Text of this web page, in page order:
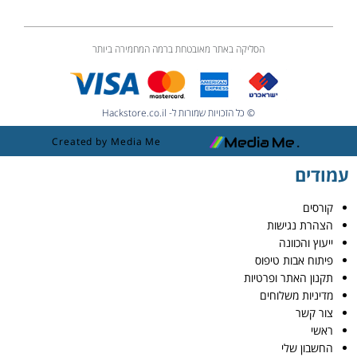
הסליקה באתר מאובטחת ברמה המחמירה ביותר
© כל הזכויות שמורות ל- Hackstore.co.il
Created by Media Me
עמודים
קורסים
הצהרת נגישות
ייעוץ והכוונה
פיתוח אבות טיפוס
תקנון האתר ופרטיות
מדיניות משלוחים
צור קשר
ראשי
החשבון שלי